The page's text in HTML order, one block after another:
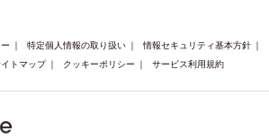
特定個人情報の取り扱い 情報セキュリティ基本方針
トマップ クッキーポリシー サービス利用規約